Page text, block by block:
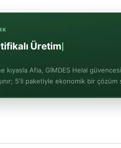
Üretim
kıyasla Afia, GİMDES Helal
5'li paketiyle ekonomik bir çözüm